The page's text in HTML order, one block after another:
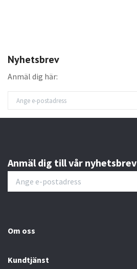
Nyhetsbrev
Anmäl dig här:
Anmäl dig till vår nyhetsbrev
Om oss
Kundtjänst